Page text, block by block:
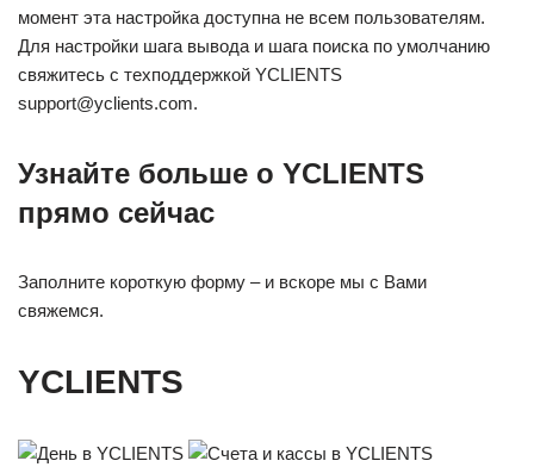
момент эта настройка доступна не всем пользователям.
Для настройки шага вывода и шага поиска по умолчанию
свяжитесь с техподдержкой YCLIENTS
support@yclients.com.
Узнайте больше о YCLIENTS
прямо сейчас
Заполните короткую форму – и вскоре мы с Вами
свяжемся.
YCLIENTS